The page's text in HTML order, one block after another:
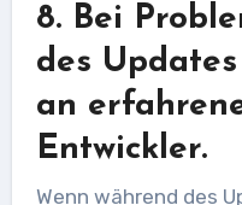
8. Bei
des
an
Entwickler.
Wenn während des